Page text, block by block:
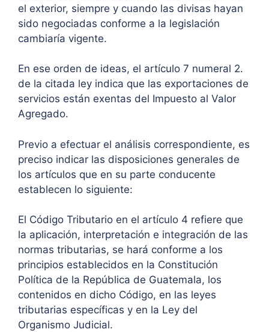
el exterior, siempre y cuando las divisas hayan
sido negociadas conforme a la legislación
cambiaría vigente.
En ese orden de ideas, el artículo 7 numeral 2.
de la citada ley indica que las exportaciones de
servicios están exentas del Impuesto al Valor
Agregado.
Previo a efectuar el análisis correspondiente, es
preciso indicar las disposiciones generales de
los artículos que en su parte conducente
establecen lo siguiente:
El Código Tributario en el artículo 4 refiere que
la aplicación, interpretación e integración de las
normas tributarias, se hará conforme a los
principios establecidos en la Constitución
Política de la República de Guatemala, los
contenidos en dicho Código, en las leyes
tributarias específicas y en la Ley del
Organismo Judicial.